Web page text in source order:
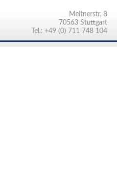
Meitnerstr. 8
70563 Stuttgart
Tel.: +49 (0) 711 748 104